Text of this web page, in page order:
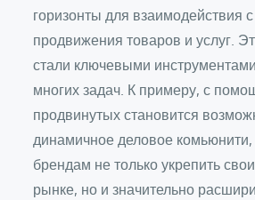
горизонты для взаимодействия
продвижения товаров и услуг.
стали ключевыми
многих задач. К примеру, с
продвинутых становится
динамичное деловое комьюнити,
брендам не только укрепить
рынке, но и значительно